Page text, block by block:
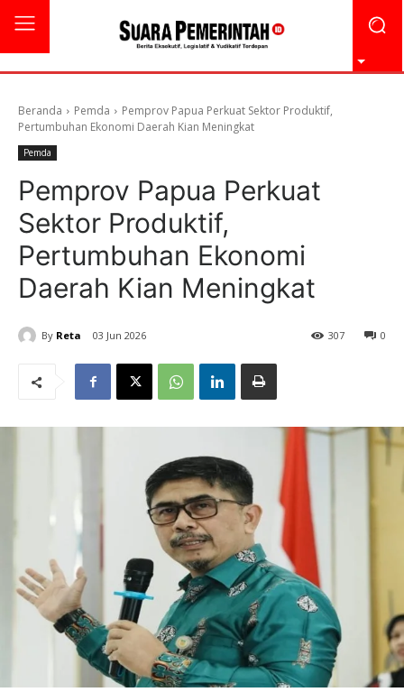
Beranda Pemda
Pemprov Papua Perkuat Sektor Produktif,
Pertumbuhan Ekonomi Daerah Kian Meningkat
Pemda
Pemprov Papua Perkuat
Sektor Produktif,
Pertumbuhan Ekonomi
Daerah Kian Meningkat
By Reta 03 Jun 2026 0
307